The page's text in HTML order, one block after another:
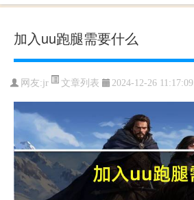
加入uu跑腿需要什么
网友:jr 文章列表 2024-12-26 11:17:09